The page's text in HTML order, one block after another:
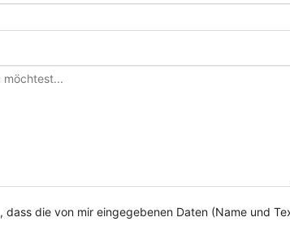
, dass die von mir eingegebenen Daten (Name und